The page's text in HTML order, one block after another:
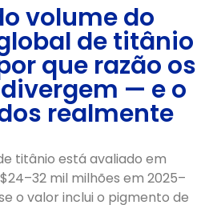
volume do
de titânio
que razão os
— e o
realmente
titânio está avaliado em
mil milhões em 2025–
o valor inclui o pigmento de